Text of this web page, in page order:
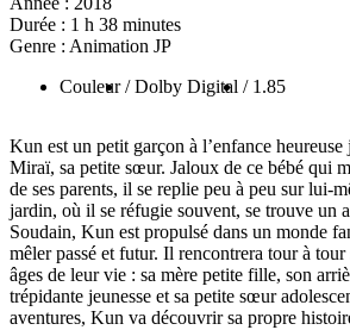
Durée : 1 h 38 minutes
Genre : Animation JP
Couleur / Dolby Digital / 1.85
Kun est un petit garçon à l’enfance heureuse
Miraï, sa petite sœur. Jaloux de ce bébé qui
de ses parents, il se replie peu à peu sur lui-
jardin, où il se réfugie souvent, se trouve un
Soudain, Kun est propulsé dans un monde
mêler passé et futur. Il rencontrera tour à tour
âges de leur vie : sa mère petite fille, son
trépidante jeunesse et sa petite sœur
aventures, Kun va découvrir sa propre